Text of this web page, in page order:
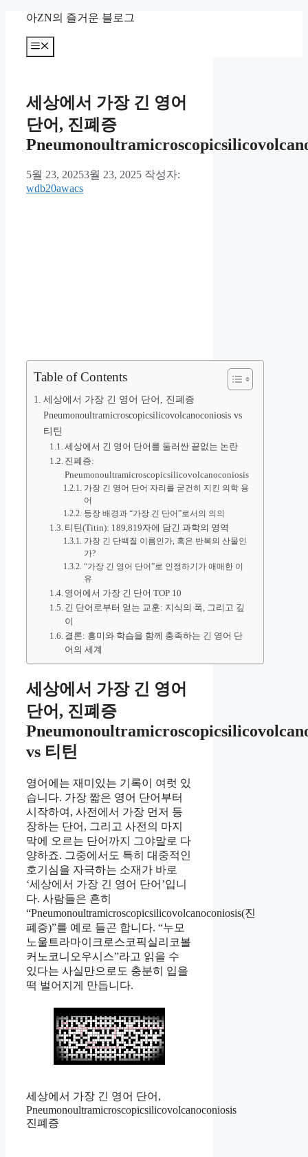
아ZN의 즐거운 블로그
메
뉴
세상에서 가장 긴 영어
단어, 진폐증
5월 23, 20253월 23, 2025 작성자:
wdb20awacs
Table of Contents
세상에서 가장 긴 영어 단어, 진폐증
Pneumonoultramicroscopicsilicovolcanoconiosis vs
티틴
세상에서 긴 영어 단어를 둘러싼 끝없는 논란
진폐증:
Pneumonoultramicroscopicsilicovolcanoconiosis
가장 긴 영어 단어 자리를 굳건히 지킨 의학 용
어
등장 배경과 “가장 긴 단어”로서의 의의
티틴(Titin): 189,819자에 담긴 과학의 영역
가장 긴 단백질 이름인가, 혹은 반복의 산물인
가?
“가장 긴 영어 단어”로 인정하기가 애매한 이
유
영어에서 가장 긴 단어 TOP 10
긴 단어로부터 얻는 교훈: 지식의 폭, 그리고 깊
이
결론: 흥미와 학습을 함께 충족하는 긴 영어 단
어의 세계
세상에서 가장 긴 영어
단어, 진폐증
vs 티틴
영어에는 재미있는 기록이 여럿 있
습니다. 가장 짧은 영어 단어부터
시작하여, 사전에서 가장 먼저 등
장하는 단어, 그리고 사전의 마지
막에 오르는 단어까지 그야말로 다
양하죠. 그중에서도 특히 대중적인
호기심을 자극하는 소재가 바로
‘세상에서 가장 긴 영어 단어’입니
다. 사람들은 흔히
“Pneumonoultramicroscopicsilicovolcanoconiosis(진
폐증)”를 예로 들곤 합니다. “누모
노울트라마이크로스코픽실리코볼
커노코니오우시스”라고 읽을 수
있다는 사실만으로도 충분히 입을
떡 벌어지게 만듭니다.
세상에서 가장 긴 영어 단어,
Pneumonoultramicroscopicsilicovolcanoconiosis
진폐증